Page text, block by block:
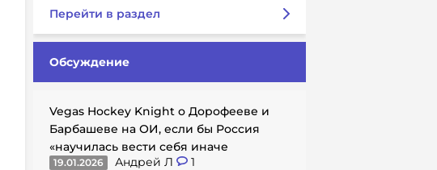
Перейти в раздел
Обсуждение
Vegas Hockey Knight о Дорофееве и
Барбашеве на ОИ, если бы Россия
«научилась вести себя иначе
19.01.2026 Андрей Л 1